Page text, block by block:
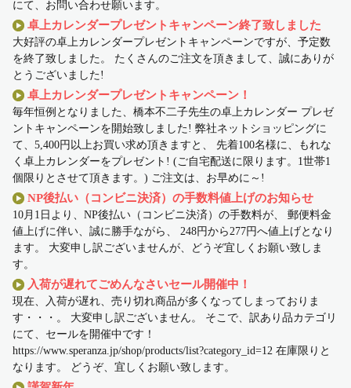
にて、お問い合わせ願います。
卓上カレンダープレゼントキャンペーン終了致しました
大好評の卓上カレンダープレゼントキャンペーンですが、予定数
を終了致しました。 たくさんのご注文を頂きまして、誠にありが
とうございました!
卓上カレンダープレゼントキャンペーン！
毎年恒例となりました、橋本不二子先生の卓上カレンダー プレゼ
ントキャンペーンを開始致しました! 弊社ネットショッピングに
て、5,400円以上お買い求め頂きますと、 先着100名様に、もれな
く卓上カレンダーをプレゼント! (ご自宅配送に限ります。1世帯1
個限りとさせて頂きます。) ご注文は、お早めに～!
NP後払い（コンビニ決済）の手数料値上げのお知らせ
10月1日より、NP後払い（コンビニ決済）の手数料が、 郵便料金
値上げに伴い、誠に勝手ながら、 248円から277円へ値上げとなり
ます。 大変申し訳ございませんが、どうぞ宜しくお願い致しま
す。
入荷が遅れてごめんなさいセール開催中！
現在、入荷が遅れ、売り切れ商品が多くなってしまっておりま
す・・・。 大変申し訳ございません。 そこで、訳あり品カテゴリ
にて、セールを開催中です！
https://www.speranza.jp/shop/products/list?category_id=12 在庫限りと
なります。 どうぞ、宜しくお願い致します。